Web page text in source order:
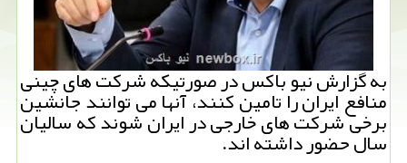
به گزارش نیو باكس در صورتیكه شركت های چینی
منافع ایران را تامین كنند، آنها می توانند جانشین
برخی شركت های خارجی در ایران شوند كه سالیان
سال حضور داشته اند.